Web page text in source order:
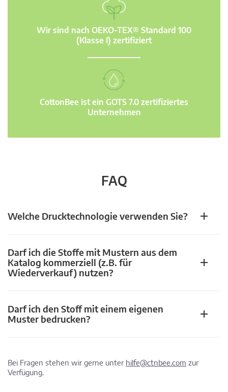
Wir sind nach OEKO-TEX® Standard 100
(Klasse I) zertifiziert
CottonBee ist ein GOTS 7.0 zertifiziertes
Unternehmen
FAQ
Welche Drucktechnologie verwenden Sie?
Darf ich die Stoffe mit Mustern aus dem
Katalog kommerziell (z.B. für
Wiederverkauf) nutzen?
Darf ich den Stoff mit einem eigenen
Muster bedrucken?
Bei Fragen stehen wir gerne unter hilfe@ctnbee.com zur
Verfügung.